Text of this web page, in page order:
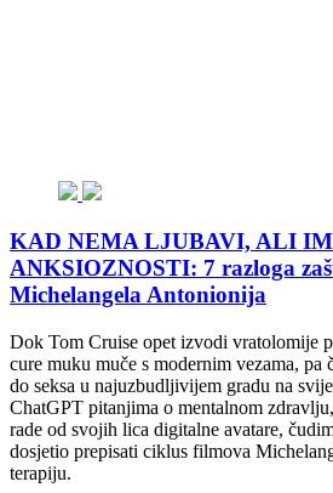
KAD NEMA LJUBAVI, ALI
ANKSIOZNOSTI: 7 razloga
Michelangela Antonionija
Dok Tom Cruise opet izvodi vratolomije
cure muku muče s modernim vezama,
do seksa u najuzbudljivijem gradu na
ChatGPT pitanjima o mentalnom
rade od svojih lica digitalne avatare,
dosjetio prepisati ciklus filmova
terapiju.